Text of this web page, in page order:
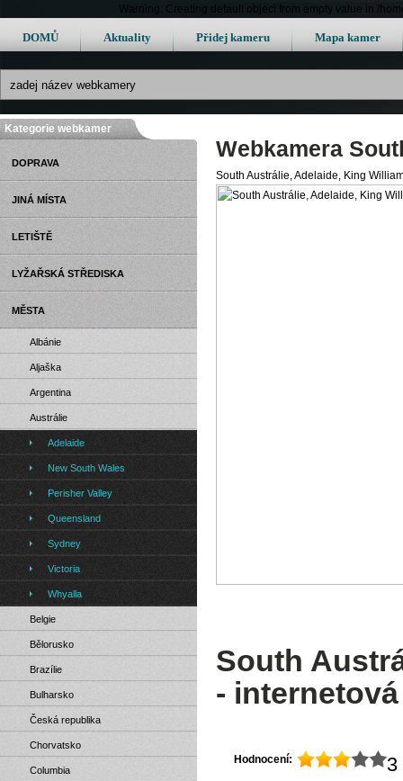
Warning: Creating default object from empty value in /
DOMŮ Aktuality Přidej kameru Mapa kamer
Webkamera
South Austrálie, Adelaide, King
South
-
Hodnocení:
3
Kategorie webkamer
DOPRAVA
JINÁ MÍSTA
LETIŠTĚ
LYŽAŘSKÁ STŘEDISKA
MĚSTA
Albánie
Aljaška
Argentina
Austrálie
Adelaide
New South Wales
Perisher Valley
Queensland
Sydney
Victoria
Whyalla
Belgie
Bělorusko
Brazílie
Bulharsko
Česká republika
Chorvatsko
Columbia